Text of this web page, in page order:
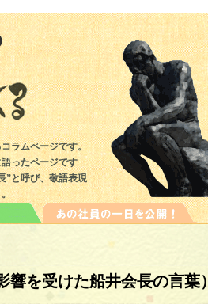
ラムページです。
ったページです
”と呼び、敬語表現
を受けた船井会長の言葉）